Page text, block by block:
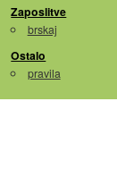
Zaposlitve
brskaj
Ostalo
pravila